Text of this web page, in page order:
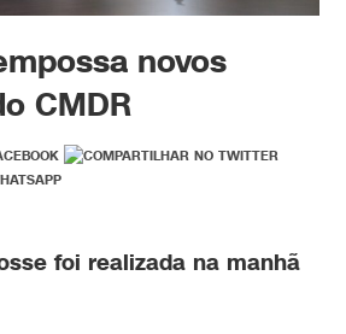
novos
CMDR
foi realizada na manhã